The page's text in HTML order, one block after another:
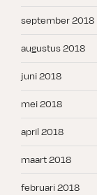
september 2018
augustus 2018
juni 2018
mei 2018
april 2018
maart 2018
februari 2018